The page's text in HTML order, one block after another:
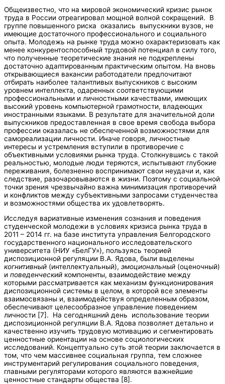
Общеизвестно, что на мировой экономический кризис рынок
труда в России отреагировал мощной волной сокращений. В
группе повышенного риска оказались выпускники вузов, не
имеющие достаточного профессионального и социального
опыта. Молодежь на рынке труда можно охарактеризовать как
менее конкурентоспособный трудовой потенциал в силу того,
что полученные теоретические знания не подкреплены
достаточно адаптированным практическим опытом. На вновь
открывающиеся вакансии работодатели предпочитают
отбирать наиболее талантливых выпускников с высоким
уровнем интеллекта, одаренных соответствующими
профессиональными и личностными качествами, имеющих
высокий уровень компьютерной грамотности, владеющих
иностранными языками. В результате для значительной доли
выпускников предоставленная в свое время свобода выбора
профессии оказалась не обеспеченной возможностями для
самореализации личности. Иначе говоря, личностные
интересы и устремления вступили в противоречие с
объективными условиями рынка труда. Столкнувшись с такой
реальностью, молодые люди теряются, испытывают глубокие
переживания, болезненно воспринимают свои неудачи и, как
следствие, разочаровываются в жизни. Поэтому с социальной
точки зрения чрезвычайно важна минимизация противоречий
и конфликтов между субъективными запросами студенчества
и возможностями общества их удовлетворять.
Исследуя вариативные изменения сознания и поведения
студенческой молодежи в условиях кризиса рынка труда в
2011 – 2014 гг. на базе института управления Белгородского
государственного национального исследовательского
университета (НИУ «БелГУ»), пользуясь теорией
диспозиционной регуляции В.А. Ядова, были выделены
когнитивный (интеллектуальный), эмоциональный (оценочный)
и поведенческий компоненты, взаимодействие между
которыми рассматривается как механизм функционирования
диспозиционной системы в целом, в которой все элементы
взаимосвязаны и, взаимодействуя определенным образом,
обеспечивают целесообразное управление поведением
личности [7]. На сегодняшний день использование теории
диспозиционной регуляции В.А. Ядова позволяет детально и
качественно изучить трудовую мотивацию и сегментировать
ценностные ориентации на основе социологических
исследований. Концептуально суть этой теории заключается в
том, что чем массивнее социальная группа, тем сложнее
инструментарий регулирования социального поведения,
главными регуляторами которого являются важнейшие
ценностные стандарты общества [8].